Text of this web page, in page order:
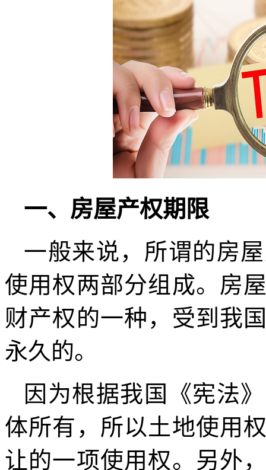
一、房屋产权期限
一般来说，所谓的房
使用权两部分组成。房
财产权的一种，受到我
永久的。
因为根据我国《宪法
体所有，所以土地使用
让的一项使用权。另外